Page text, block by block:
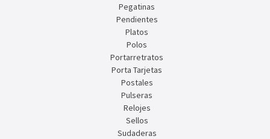
Pegatinas
Pendientes
Platos
Polos
Portarretratos
Porta Tarjetas
Postales
Pulseras
Relojes
Sellos
Sudaderas